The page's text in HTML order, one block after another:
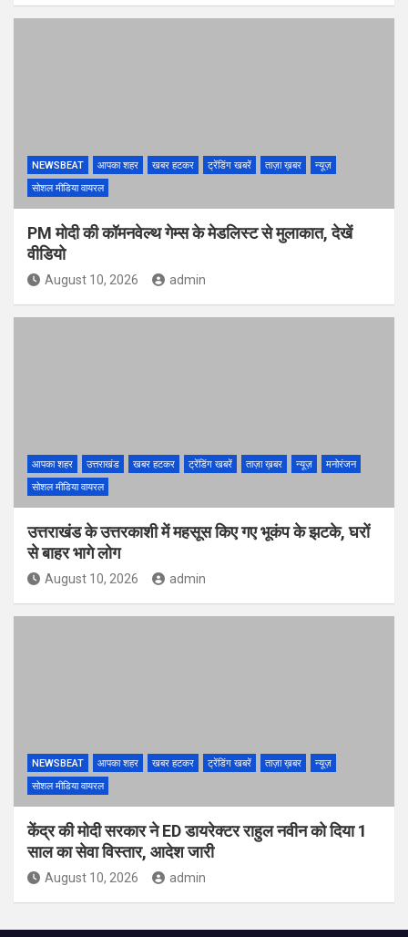
NEWSBEAT आपका शहर खबर हटकर ट्रेंडिंग खबरें ताज़ा ख़बर
न्यूज़
सोशल मीडिया वायरल
PM मोदी की कॉमनवेल्थ गेम्स के मेडलिस्ट से मुलाकात, देखें
वीडियो
August 10, 2026 admin
आपका शहर उत्तराखंड खबर हटकर ट्रेंडिंग खबरें ताज़ा ख़बर न्यूज़
मनोरंजन
सोशल मीडिया वायरल
उत्तराखंड के उत्तरकाशी में महसूस किए गए भूकंप के झटके, घरों
से बाहर भागे लोग
August 10, 2026 admin
NEWSBEAT आपका शहर खबर हटकर ट्रेंडिंग खबरें ताज़ा ख़बर
न्यूज़
सोशल मीडिया वायरल
केंद्र की मोदी सरकार ने ED डायरेक्टर राहुल नवीन को दिया 1
साल का सेवा विस्तार, आदेश जारी
August 10, 2026 admin